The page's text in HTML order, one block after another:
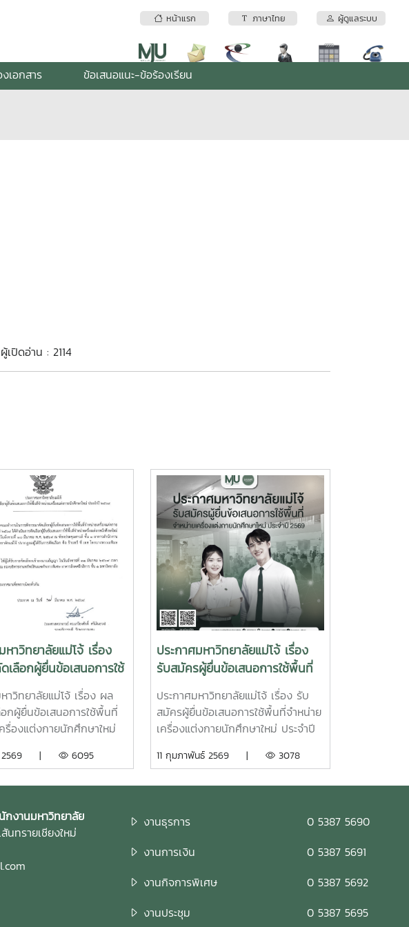
หน้าแรก ภาษาไทย ผู้ดูแลระบบ
เอกสาร ข้อเสนอแนะ-ข้อร้องเรียน
เปิดอ่าน : 2114
หาวิทยาลัยแม่โจ้ เรื่อง
เลือกผู้ยื่นข้อเสนอการใช้
น่ายเครื่องแต่งกาย
หม่ ประจำปี 2569
าวิทยาลัยแม่โจ้ เรื่อง ผล
กผู้ยื่นข้อเสนอการใช้พื้นที่
รื่องแต่งกายนักศึกษาใหม่
ม 2569 | 6095
ประกาศมหาวิทยาลัยแม่โจ้ เรื่อง
รับสมัครผู้ยื่นข้อเสนอการใช้พื้นที่
จำหน่ายเครื่องแต่งกายนักศึกษา
ใหม่ ประจำปี 2569
ประกาศมหาวิทยาลัยแม่โจ้ เรื่อง รับ
สมัครผู้ยื่นข้อเสนอการใช้พื้นที่จำหน่าย
เครื่องแต่งกายนักศึกษาใหม่ ประจำปี
การใช้พื้นที่จำหน่ายเครื่องแต่งกาย
ใหม่ ประจำปี 2569 ในระหว่างวันที่ 20
มิถุนายน – 1 กรกฎาคม 2569 หรือ
ภายในช่วงเวลาที่มหาวิทยาลัยกำหนด
ให้แก่นักศึกษามหาวิทยาลัยแม่โจ้ ผู้
สามารถรับแบบฟอร์มใบสมัครได้ที่
11 กุมภาพันธ์ 2569 | 3078
กงานมหาวิทยาลัย
ทรายเชียงใหม่
งานธุรการ
0 5387 5690
งานการเงิน
0 5387 5691
งานกิจการพิเศษ
0 5387 5692
งานประชุม
0 5387 5695